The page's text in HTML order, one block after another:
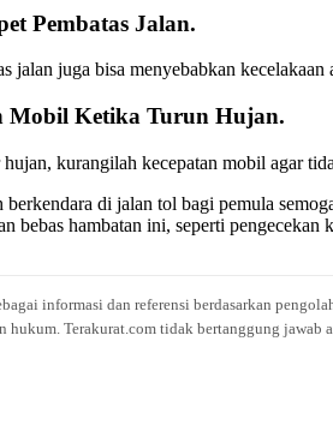
Pembatas Jalan.
jalan juga bisa menyebabkan
Mobil Ketika Turun Hujan.
kurangilah kecepatan mobil agar
berkendara di jalan tol bagi pemula
bebas hambatan ini, seperti
informasi dan referensi berdasarkan
hukum. Terakurat.com tidak bertanggung